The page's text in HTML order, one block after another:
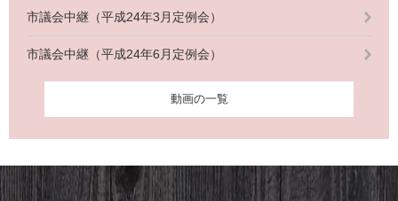
市議会中継（平成24年3月定例会）
市議会中継（平成24年6月定例会）
動画の一覧